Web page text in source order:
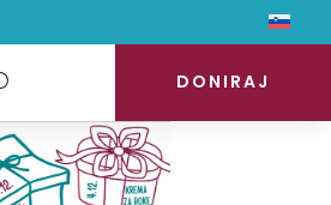
DONIRAJ
DONIRAJ